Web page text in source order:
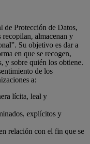
Protección de Datos,
recopilan, almacenan y
Su objetivo es dar a
en que se recogen,
y sobre quién los obtiene.
de los
a:
lícita, leal y
explícitos y
relación con el fin que se